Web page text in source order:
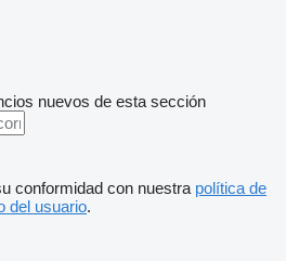
nuevos de esta sección
conformidad con nuestra política de
del usuario.